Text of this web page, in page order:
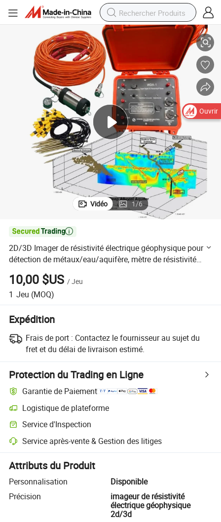
eau/aquifère, mètre de résistivité géologique
2D/3D Imager de résistivité électrique géophysique pour la détection
Vidéo 1/6

2D/3D Imager de résistivité électrique géophysique pour la
détection de métaux/eau/aquifère, mètre de résistivité
géologique
10,00 $US /Jeu
1 Jeu (MOQ)
Expédition
Frais de port : Contactez le fournisseur au sujet du
fret et du délai de livraison estimé.
Protection du Trading en Ligne
Garantie de Paiement
Logistique de plateforme
Suivi d'expédition plus clair avec des logistiques prises en charge par
Service d'Inspection
Inspection préalable à l'expédition optionnelle pour des contrôles de
Service après-vente & Gestion des litiges
Résolution des litiges assistée par la plateforme, y compris les
Attributs du Produit
Personnalisation
Disponible
Précision
imageur de résistivité
électrique géophysique
2d/3d
Ouvrir